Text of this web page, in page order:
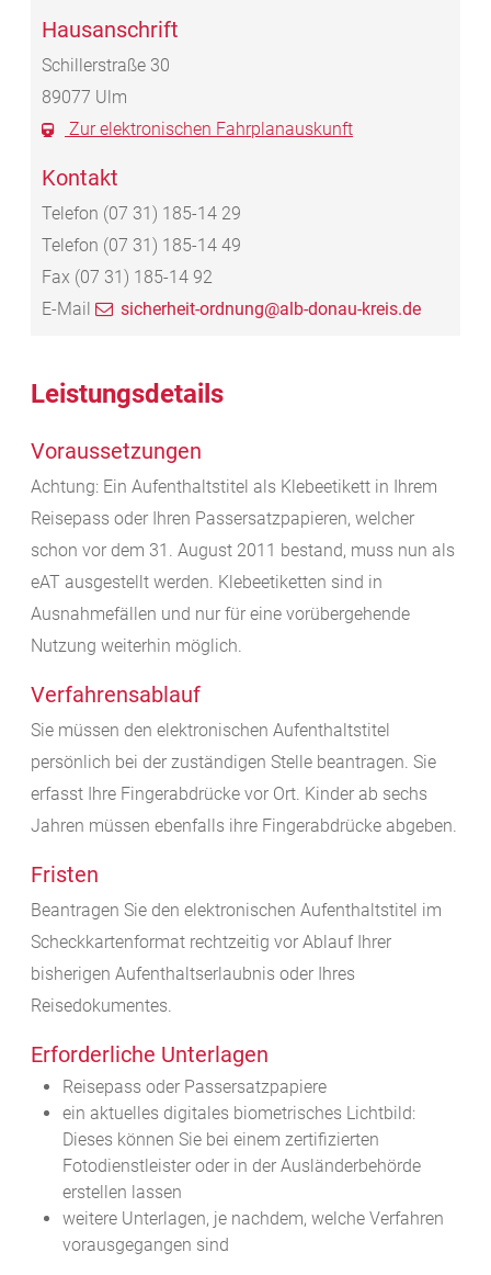
Hausanschrift
Schillerstraße 30
89077 Ulm
Zur elektronischen Fahrplanauskunft
Kontakt
Telefon (07 31) 185-14 29
Telefon (07 31) 185-14 49
Fax (07 31) 185-14 92
E-Mail
sicherheit-ordnung@alb-donau-kreis.de
Leistungsdetails
Voraussetzungen
Achtung: Ein Aufenthaltstitel als Klebeetikett in Ihrem
Reisepass oder Ihren Passersatzpapieren, welcher
schon vor dem 31. August 2011 bestand, muss nun als
eAT ausgestellt werden. Klebeetiketten sind in
Ausnahmefällen und nur für eine vorübergehende
Nutzung weiterhin möglich.
Verfahrensablauf
Sie müssen den elektronischen Aufenthaltstitel
persönlich bei der zuständigen Stelle beantragen. Sie
erfasst Ihre Fingerabdrücke vor Ort. Kinder ab sechs
Jahren müssen ebenfalls ihre Fingerabdrücke abgeben.
Fristen
Beantragen Sie den elektronischen Aufenthaltstitel im
Scheckkartenformat rechtzeitig vor Ablauf Ihrer
bisherigen Aufenthaltserlaubnis oder Ihres
Reisedokumentes.
Erforderliche Unterlagen
Reisepass oder Passersatzpapiere
ein aktuelles digitales biometrisches Lichtbild:
Dieses können Sie bei einem zertifizierten
Fotodienstleister oder in der Ausländerbehörde
erstellen lassen
weitere Unterlagen, je nachdem, welche Verfahren
vorausgegangen sind